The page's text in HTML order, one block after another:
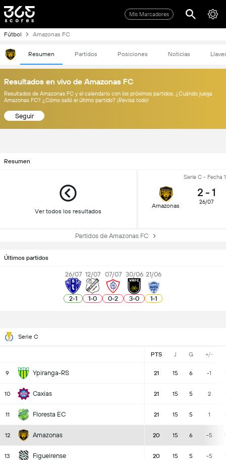
Mis Marcadores
Fútbol Amazonas FC
Resumen Partidos Posiciones Noticias
Resultados en vivo de Amazonas FC
Resultados de Amazonas FC y el calendario con los próximos partidos. ¿Cuándo juega
Amazonas FC? ¿Cómo salió el último partido? ¡Revisa todo!
Seguir
Resumen
Ver todos los resultados
Serie C - Fecha
Amazonas
2 - 1
26/07
Partidos de Amazonas FC
Últimos partidos
26/07
2-1
12/07
1-0
07/07
0-2
30/06
3-0
21/06
1-1
Serie C
PTS J G +/-
9 Ypiranga-RS 21 15 6 -1
10 Caxias 21 15 5 2
11 Floresta EC 21 15 5 1
12 Amazonas 20 15 6 -5
13 Figueirense 20 15 5 -5